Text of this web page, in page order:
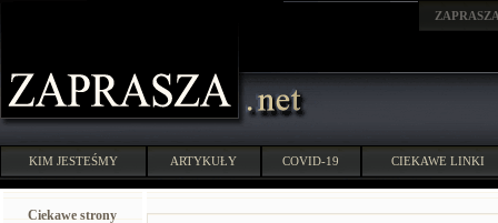
KIM JESTEŚMY ARTYKUŁY COVID-19 CIEKAWE LINKI
Ciekawe strony